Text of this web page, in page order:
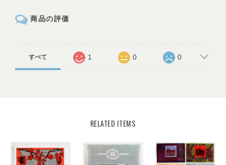
商品の評価
すべて 1 0 0
RELATED ITEMS